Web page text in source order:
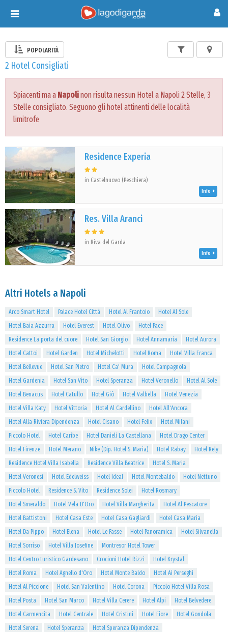
Toggle
navigation
POPOLARITÀ
2 Hotel Consigliati
Spiacenti ma a Napolinon risulta nessun Hotel a Napoli 2 Stelle, 3
Stelle consigliato. Seguono gli hotel attinenti delle località
limitrofe
Residence Experia
in Castelnuovo (Peschiera)
Info
Res. Villa Aranci
in Riva del Garda
Info
Altri Hotels a Napoli
Arco Smart Hotel Palace Hotel Città Hotel Al Frantoio
Hotel Al Sole
Hotel Baia Azzurra
Hotel Everest Hotel Olivo
Hotel Pace
Residence La porta del cuore
Hotel San Giorgio Hotel Annamaria
Hotel Aurora
Hotel Cattoi
Hotel Garden Hotel Michelotti Hotel Roma
Hotel Villa Franca
Hotel Bellevue
Hotel San Pietro Hotel Ca' Mura
Hotel Campagnola
Hotel Gardenia
Hotel San Vito Hotel Speranza Hotel Veronello
Hotel Al Sole
Hotel Benacus
Hotel Catullo Hotel Giò Hotel Valbella
Hotel Venezia
Hotel Villa Katy
Hotel Vittoria Hotel Al Cardellino
Hotel All'Ancora
Hotel Alla Riviera Dipendenza
Hotel Cisano Hotel Felix
Hotel Milani
Piccolo Hotel
Hotel Caribe Hotel Danieli La Castellana
Hotel Drago Center
Hotel Firenze
Hotel Merano Nike (Dip. Hotel S. Maria) Hotel Rabay
Hotel Rely
Residence Hotel Villa Isabella
Residence Villa Beatrice
Hotel S. Maria
Hotel Veronesi
Hotel Edelweiss Hotel Ideal Hotel Montebaldo
Hotel Nettuno
Piccolo Hotel
Residence S. Vito Residence Solei
Hotel Rosmary
Hotel Smeraldo
Hotel Vela D'Oro Hotel Villa Margherita
Hotel Al Pescatore
Hotel Battistoni
Hotel Casa Este Hotel Casa Gagliardi
Hotel Casa Maria
Hotel Da Pippo
Hotel Elena Hotel Le Fasse Hotel Panoramica
Hotel Silvanella
Hotel Sorriso
Hotel Villa Josefine
Montresor Hotel Tower
Hotel Centro turistico Gardesano
Crocioni Hotel Rizzi
Hotel Krystal
Hotel Roma
Hotel Agnello d'Oro Hotel Monte Baldo
Hotel Ai Perseghi
Hotel Al Piccione
Hotel San Valentino Hotel Corona
Piccolo Hotel Villa Rosa
Hotel Posta
Hotel San Marco Hotel Villa Cerere Hotel Alpi
Hotel Belvedere
Hotel Carmencita
Hotel Centrale Hotel Cristini Hotel Fiore
Hotel Gondola
Hotel Serena
Hotel Speranza
Hotel Speranza Dipendenza